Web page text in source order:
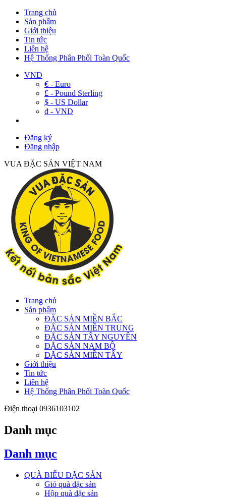
Trang chủ
Sản phẩm
Giới thiệu
Tin tức
Liên hệ
Hệ Thống Phân Phối Toàn Quốc
VND
€ - Euro
£ - Pound Sterling
$ - US Dollar
đ - VND
Đăng ký
Đăng nhập
VUA ĐẶC SẢN VIỆT NAM
Trang chủ
Sản phẩm
ĐẶC SẢN MIỀN BẮC
ĐẶC SẢN MIỀN TRUNG
ĐẶC SẢN TÂY NGUYÊN
ĐẶC SẢN NAM BỘ
ĐẶC SẢN MIỀN TÂY
Giới thiệu
Tin tức
Liên hệ
Hệ Thống Phân Phối Toàn Quốc
Điện thoại 0936103102
Danh mục
Danh mục
QUÀ BIẾU ĐẶC SẢN
Giỏ quà đặc sản
Hộp quà đặc sản